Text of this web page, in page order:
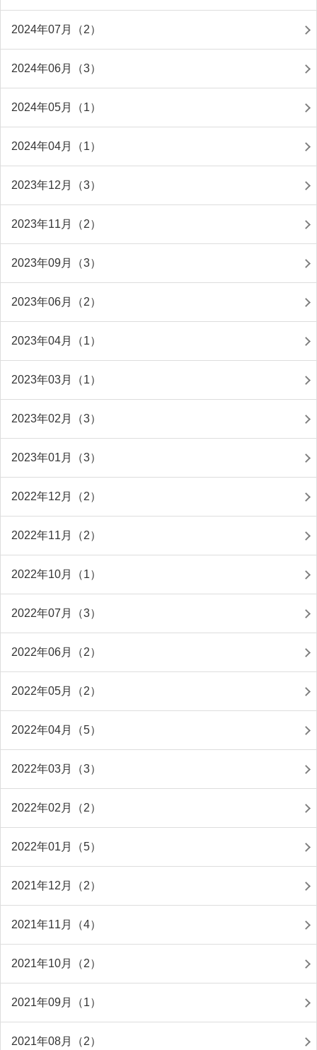
2024年07月（2）
2024年06月（3）
2024年05月（1）
2024年04月（1）
2023年12月（3）
2023年11月（2）
2023年09月（3）
2023年06月（2）
2023年04月（1）
2023年03月（1）
2023年02月（3）
2023年01月（3）
2022年12月（2）
2022年11月（2）
2022年10月（1）
2022年07月（3）
2022年06月（2）
2022年05月（2）
2022年04月（5）
2022年03月（3）
2022年02月（2）
2022年01月（5）
2021年12月（2）
2021年11月（4）
2021年10月（2）
2021年09月（1）
2021年08月（2）